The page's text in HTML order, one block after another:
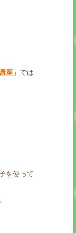
座」 では
を使って